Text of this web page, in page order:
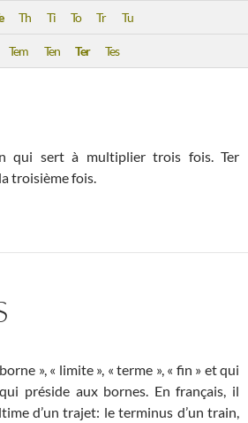
Th Ti To Tr Tu
Tem Ten Ter Tes
qui sert à multiplier trois fois. Ter
troisième fois.
», « limite », « terme », « fin » et qui
préside aux bornes. En français, il
d’un trajet: le terminus d’un train,